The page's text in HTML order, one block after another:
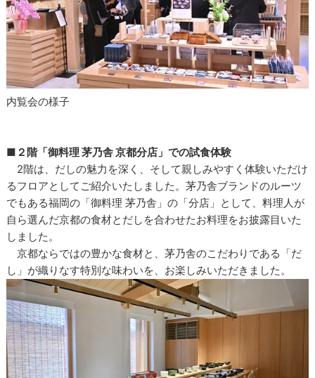
内覧会の様子
■２階「御料理 茅乃舎 京都分店」での試食体験
2階は、だしの魅力を深く、そして親しみやすく体験いただけ
るフロアとしてご紹介いたしました。茅乃舎ブランドのルーツ
でもある福岡の「御料理 茅乃舎」の「分店」として、料理人が
自ら選んだ京都の食材とだしを合わせたお料理をお披露目いた
しました。
京都ならではの豊かな食材と、茅乃舎のこだわりである「だ
し」が織りなす特別な味わいを、お楽しみいただきました。